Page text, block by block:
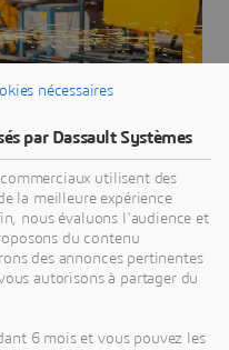
nécessaires
par Dassault Systèmes
utilisent des
la meilleure expérience
nous évaluons l'audience et
du contenu
des annonces pertinentes
autorisons à partager du
6 mois et vous pouvez les